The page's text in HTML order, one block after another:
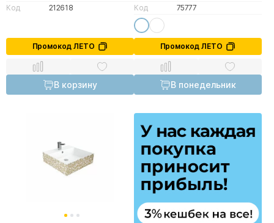
Код
212618
Промокод ЛЕТО
В корзину
Код
75777
Промокод ЛЕТО
В понедельник